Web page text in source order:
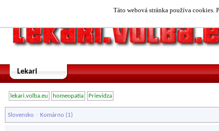
Táto webová stránka používa cookies.
Lekari
lekari.volba.eu homeopatia Prievidza
Slovensko - Komárno (1)